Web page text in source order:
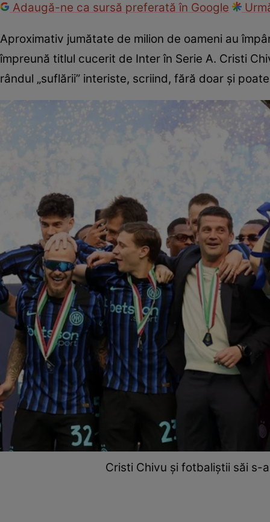
Adaugă-ne ca sursă preferată în Google
Aproximativ jumătate de milion de oameni au
împreună titlul cucerit de Inter în Serie A. Cristi
rândul „suflării” interiste, scriind, fără doar și
Cristi Chivu și fotbaliștii săi s-